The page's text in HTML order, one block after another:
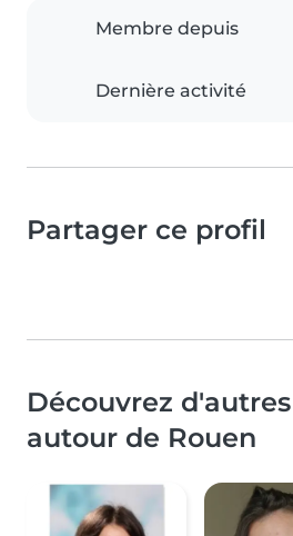
Membre depuis
Dernière activité
Partager ce profil
Découvrez
autour de Rouen